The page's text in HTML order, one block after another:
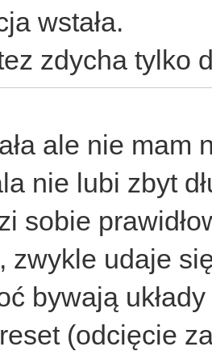
wstała.
zdycha tylko
ale nie mam
nie lubi zbyt
sobie
zwykle udaje
bywają
(odcięcie